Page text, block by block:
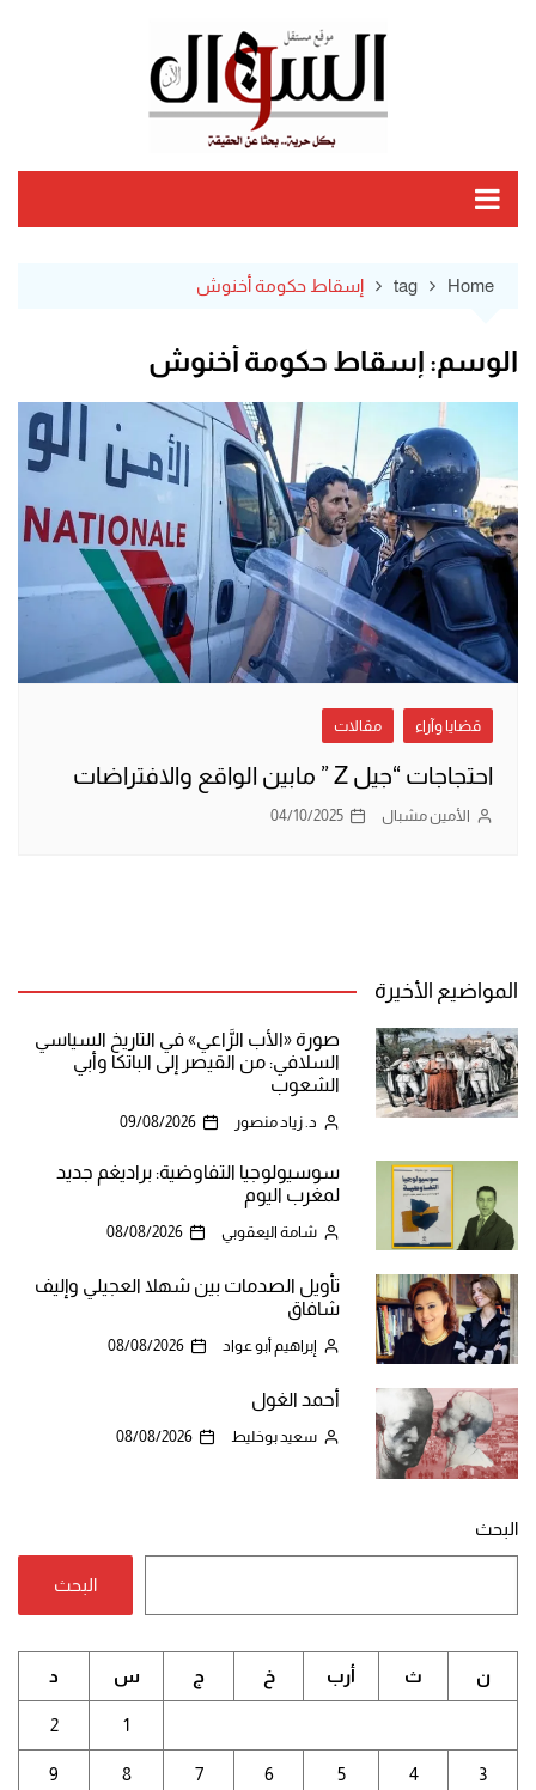
Home
tag إسقاط حكومة أخنوش
الوسم: إسقاط حكومة أخنوش
قضايا وآراء مقالات
احتجاجات “جيل Z ” مابين الواقع والافتراضات
الأمين مشبال 04/10/2025
المواضيع الأخيرة
صورة «الأب الرَّاعي» في التاريخ السياسي
السلافي: من القيصر إلى الباتكا وأبي
الشعوب
د. زياد منصور 09/08/2026
سوسيولوجيا التفاوضية: براديغم جديد
لمغرب اليوم
شامة اليعقوبي 08/08/2026
تأويل الصدمات بين شهلا العجيلي وإليف
شافاق
إبراهيم أبو عواد 08/08/2026
أحمد الغول
سعيد بوخليط 08/08/2026
البحث
البحث
ن ث أرب خ ج س د
1
2
3
4
5
6
7
8
9